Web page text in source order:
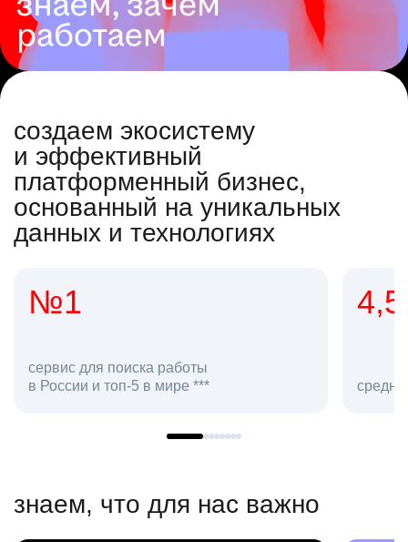
создаем экосистему
и эффективный
платформенный бизнес,
основанный на уникальных
данных и технологиях
4,5
средняя оценка hh.ru как работодателя **
в
знаем, что для нас важно